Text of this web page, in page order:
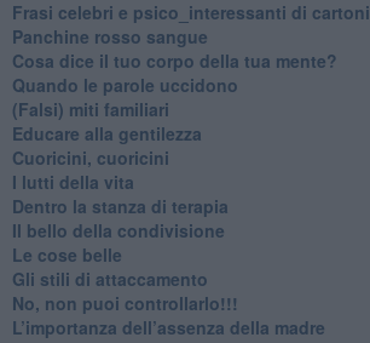
​Frasi celebri e psico_interessanti di cartoni
​Panchine rosso sangue
​Cosa dice il tuo corpo della tua mente?
​Quando le parole uccidono
​(Falsi) miti familiari
​Educare alla gentilezza
​Cuoricini, cuoricini
I lutti della vita
​Dentro la stanza di terapia
​Il bello della condivisione
Le cose belle
​Gli stili di attaccamento
No, non puoi controllarlo!!!
​L’importanza dell’assenza della madre